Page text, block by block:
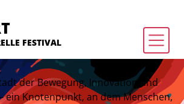
FESTIVAL
der Bewegung, Innovation und
ein Knotenpunkt, an dem Menschen,